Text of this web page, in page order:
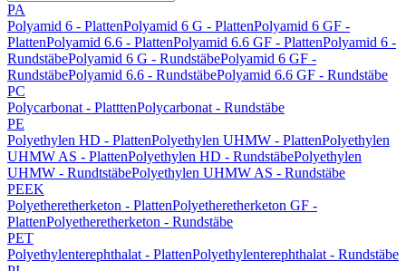
PA
Polyamid 6 - PlattenPolyamid 6 G - PlattenPolyamid 6 GF -
PlattenPolyamid 6.6 - PlattenPolyamid 6.6 GF - PlattenPolyamid 6 -
RundstäbePolyamid 6 G - RundstäbePolyamid 6 GF -
RundstäbePolyamid 6.6 - RundstäbePolyamid 6.6 GF - Rundstäbe
PC
Polycarbonat - PlatttenPolycarbonat - Rundstäbe
PE
Polyethylen HD - PlattenPolyethylen UHMW - PlattenPolyethylen
UHMW AS - PlattenPolyethylen HD - RundstäbePolyethylen
UHMW - RundtstäbePolyethylen UHMW AS - Rundstäbe
PEEK
Polyetheretherketon - PlattenPolyetheretherketon GF -
PlattenPolyetheretherketon - Rundstäbe
PET
Polyethylenterephthalat - PlattenPolyethylenterephthalat - Rundstäbe